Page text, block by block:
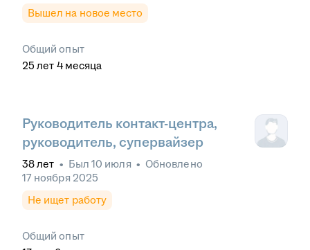
Вышел на новое место
Общий опыт
25 лет 4 месяца
Руководитель контакт-центра,
руководитель, супервайзер
38лет • Был 10 июля • Обновлено
17 ноября 2025
Не ищет работу
Общий опыт